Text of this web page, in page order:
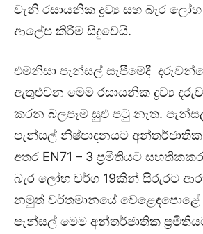
වැනි රසායනික ද්‍රව්‍ය සහ බැර
ආලේප කිරීම සිදුවෙයි.
එමනිසා පැන්සල් සැපීමේදී
ඇතුළුවන මෙම රසායනික ද්‍රව්‍ය
කරන බලපෑම සුළු පටු නැත.
පැන්සල් නිෂ්පාදනයට
අතර EN71 – 3 ප්‍රමිතියට
බැර ලෝහ වර්ග 19කින් සිරුරට
නමුත් වර්තමානයේ
පැන්සල් මෙම අන්තර්ජාතික